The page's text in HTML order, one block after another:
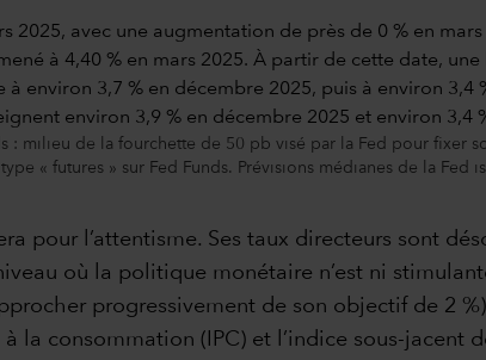
milieu de la fourchette de 50 pb visé par la Fed pour fixer
« futures » sur Fed Funds. Prévisions médianes de la Fed
pour l’attentisme. Ses taux directeurs sont
où la politique monétaire n’est ni
progressivement de son objectif de 2
la consommation (IPC) et l’indice sous-jacent